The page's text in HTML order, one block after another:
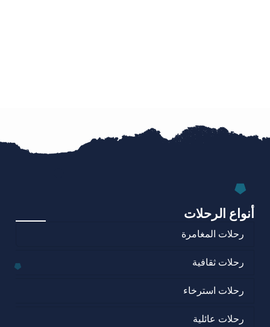
أنواع الرحلات
رحلات المغامرة
رحلات ثقافية
رحلات استرخاء
رحلات عائلية